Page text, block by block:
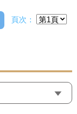
頁次：